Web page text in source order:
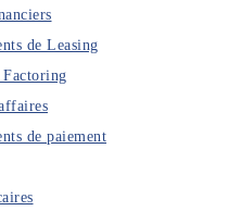
de Leasing
Factoring
de paiement